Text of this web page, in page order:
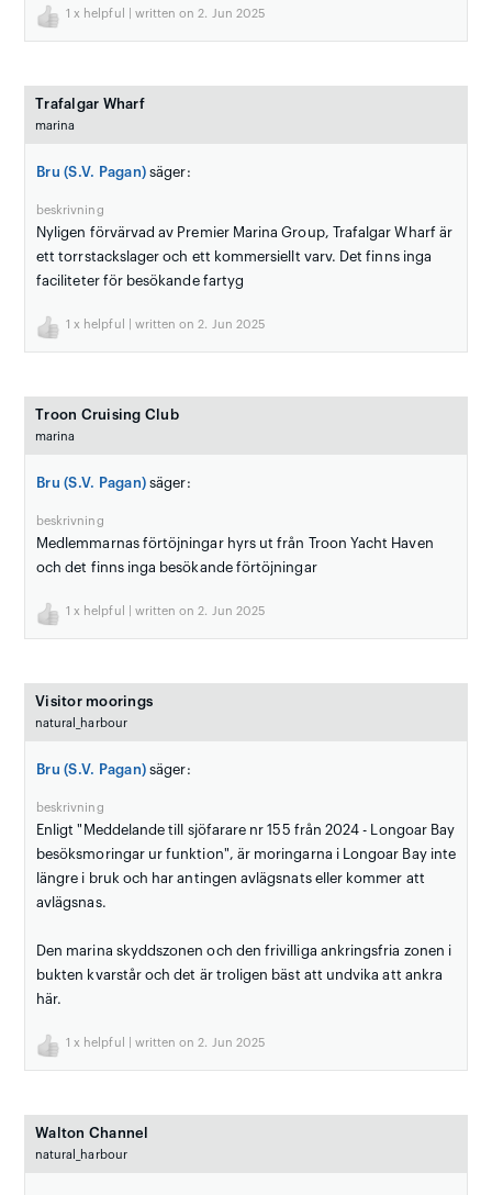
1 x helpful | written on 2. Jun 2025
Trafalgar Wharf
marina
Bru (S.V. Pagan) säger:
beskrivning
Nyligen förvärvad av Premier Marina Group, Trafalgar Wharf är
ett torrstackslager och ett kommersiellt varv. Det finns inga
faciliteter för besökande fartyg
1 x helpful | written on 2. Jun 2025
Troon Cruising Club
marina
Bru (S.V. Pagan) säger:
beskrivning
Medlemmarnas förtöjningar hyrs ut från Troon Yacht Haven
och det finns inga besökande förtöjningar
1 x helpful | written on 2. Jun 2025
Visitor moorings
natural_harbour
Bru (S.V. Pagan) säger:
beskrivning
Enligt "Meddelande till sjöfarare nr 155 från 2024 - Longoar Bay
besöksmoringar ur funktion", är moringarna i Longoar Bay inte
längre i bruk och har antingen avlägsnats eller kommer att
avlägsnas.
Den marina skyddszonen och den frivilliga ankringsfria zonen i
bukten kvarstår och det är troligen bäst att undvika att ankra
här.
1 x helpful | written on 2. Jun 2025
Walton Channel
natural_harbour